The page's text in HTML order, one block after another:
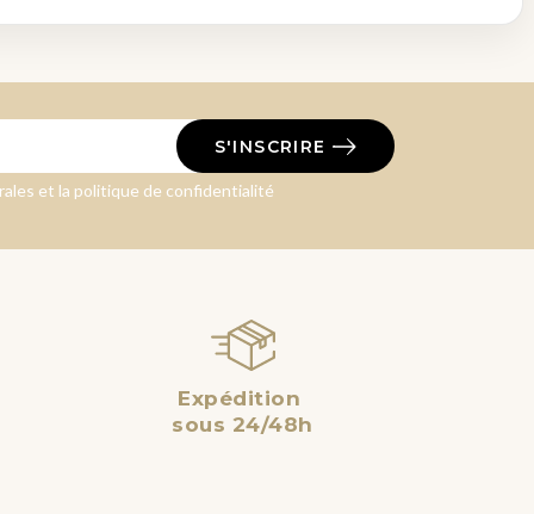
S'INSCRIRE
et la politique de confidentialité
Expédition
sous 24/48h